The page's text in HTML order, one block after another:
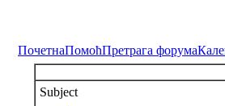
ПочетнаПомоћПретрага форума
Subject